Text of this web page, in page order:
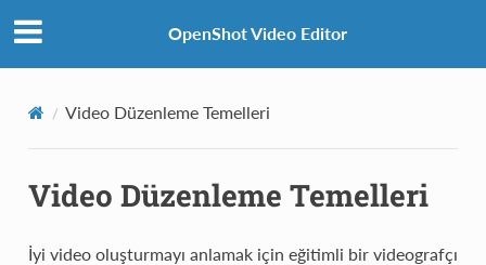
OpenShot Video Editor
Video Düzenleme Temelleri
Video Düzenleme Temelleri
İyi video oluşturmayı anlamak için eğitimli bir videografçı